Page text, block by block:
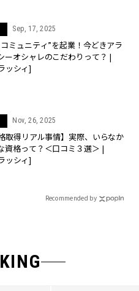
Sep, 17, 2025
ミュニティ”を起業！今どきアラ
ーオシャレのこだわりって？ |
ッシィ]
Nov, 26, 2025
取得リアル事情】実際、いらなか
資格って？＜口コミ３選＞ |
ッシィ]
Recommended by